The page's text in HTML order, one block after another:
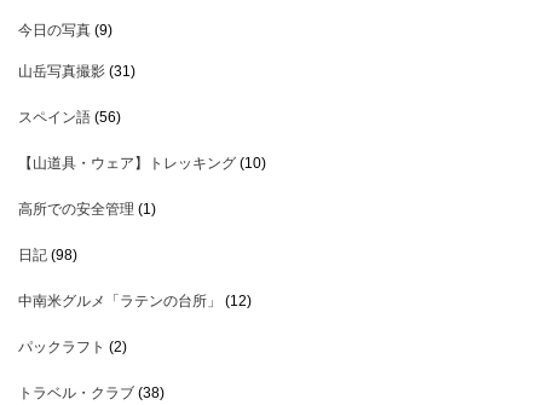
今日の写真 (9)
山岳写真撮影 (31)
スペイン語 (56)
【山道具・ウェア】トレッキング (10)
高所での安全管理 (1)
日記 (98)
中南米グルメ「ラテンの台所」 (12)
パックラフト (2)
トラベル・クラブ (38)